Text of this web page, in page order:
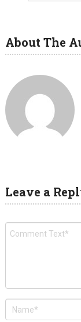
About The
Leave a